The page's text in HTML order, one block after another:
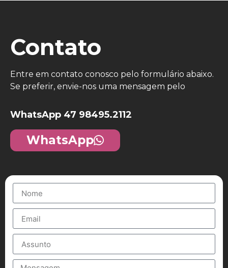
Contato
Entre em contato conosco pelo formulário abaixo.
Se preferir, envie-nos uma mensagem pelo
WhatsApp 47 98495.2112
WhatsApp